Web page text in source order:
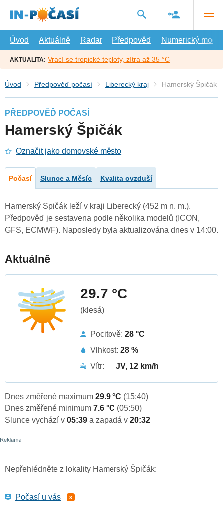
hlavní
Úvod
Aktuálně Radar Předpověď Numerický model
AKTUALITA: Vrací se tropické teploty, zítra až 35 °C
Úvod Předpověď počasí Liberecký kraj Hamerský Špičák
PŘEDPOVĚĎ POČASÍ
Hamerský Špičák
Označit jako domovské město
Počasí Slunce a Měsíc Kvalita ovzduší
Hamerský Špičák leží v kraji Liberecký (452 m n. m.).
Předpověď je sestavena podle několika modelů (ICON,
GFS, ECMWF). Naposledy byla aktualizována dnes v 14:00.
Aktuálně
29.7 °C
(klesá)
Pocitově: 28 °C
Vlhkost: 28 %
Vítr:
JV, 12 km/h
Dnes změřené maximum 29.9 °C (15:40)
Dnes změřené minimum 7.6 °C (05:50)
Slunce vychází v 05:39 a zapadá v 20:32
Nepřehlédněte z lokality Hamerský Špičák:
Počasí u vás 3